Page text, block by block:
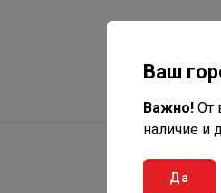
Ваш
Важно! От
наличие и
Да